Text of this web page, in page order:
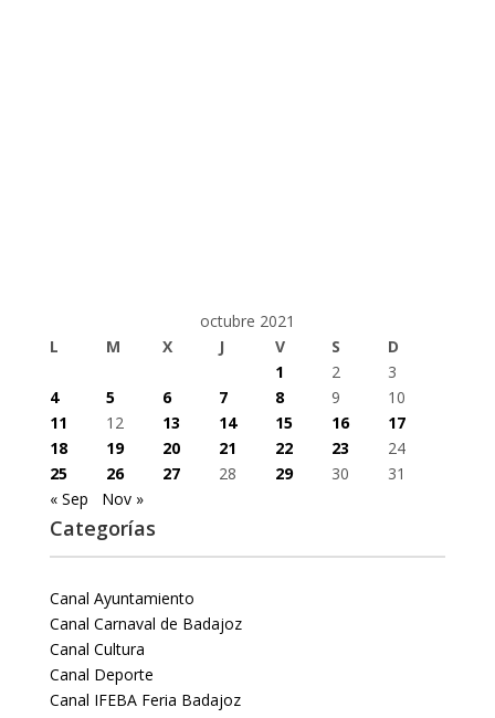
octubre 2021
L
M X J V S
D
1
2
3
4
5 6 7 8 9
10
11
12 13 14 15 16
17
18
19 20 21 22 23
24
25
26 27 28 29 30
31
« Sep
Nov »
Categorías
Canal Ayuntamiento
Canal Carnaval de Badajoz
Canal Cultura
Canal Deporte
Canal IFEBA Feria Badajoz